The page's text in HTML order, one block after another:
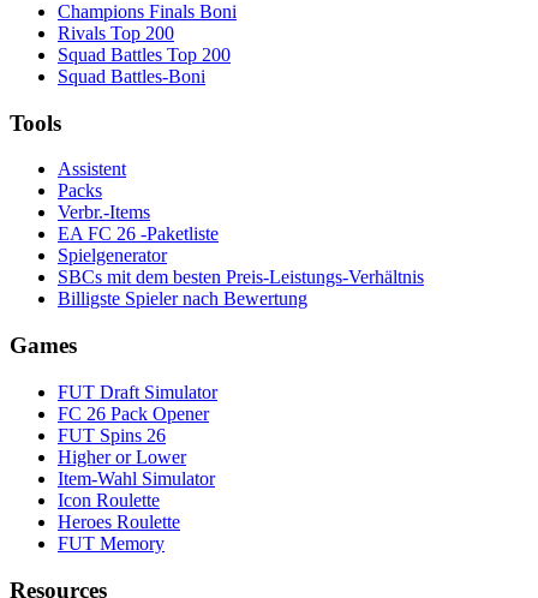
Champions Finals Boni
Rivals Top 200
Squad Battles Top 200
Squad Battles-Boni
Tools
Assistent
Packs
Verbr.-Items
EA FC 26 -Paketliste
Spielgenerator
SBCs mit dem besten Preis-Leistungs-Verhältnis
Billigste Spieler nach Bewertung
Games
FUT Draft Simulator
FC 26 Pack Opener
FUT Spins 26
Higher or Lower
Item-Wahl Simulator
Icon Roulette
Heroes Roulette
FUT Memory
Resources